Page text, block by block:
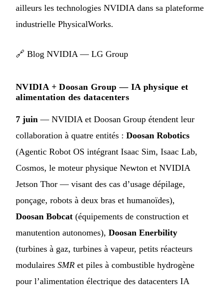
ailleurs les technologies NVIDIA dans sa plateforme
industrielle PhysicalWorks.
🔗 Blog NVIDIA — LG Group
NVIDIA + Doosan Group — IA physique et
alimentation des datacenters
7 juin — NVIDIA et Doosan Group étendent leur
collaboration à quatre entités : Doosan Robotics
(Agentic Robot OS intégrant Isaac Sim, Isaac Lab,
Cosmos, le moteur physique Newton et NVIDIA
Jetson Thor — visant des cas d’usage dépilage,
ponçage, robots à deux bras et humanoïdes),
Doosan Bobcat (équipements de construction et
manutention autonomes), Doosan Enerbility
(turbines à gaz, turbines à vapeur, petits réacteurs
modulaires SMR et piles à combustible hydrogène
pour l’alimentation électrique des datacenters IA